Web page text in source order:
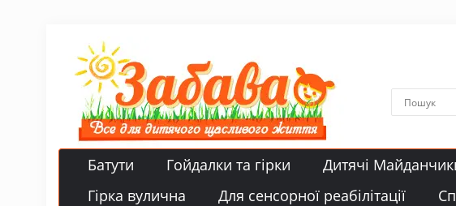
Батути Гойдалки та гірки Дитячі
Гірка вулична
Для сенсорної реабілітації